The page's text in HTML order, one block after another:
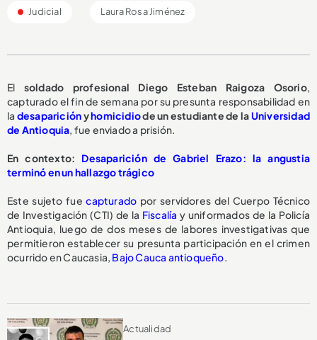
Judicial Laura Rosa Jiménez
El soldado profesional Diego Esteban Raigoza Osorio,
capturado el fin de semana por su presunta responsabilidad en
la desapariciónyhomicidiode un estudiante de laUniversidad
de Antioquia, fue enviado a prisión.
En contexto: Desaparición de Gabriel Erazo: la angustia
terminó en un hallazgo trágico
Este sujeto fuecapturado por servidores del Cuerpo Técnico
de Investigación (CTI) de la Fiscalía y uniformados de la Policía
Antioquia, luego de dos meses de labores investigativas que
permitieron establecer su presunta participación en el crimen
ocurrido en Caucasia, Bajo Cauca antioqueño.
Actualidad